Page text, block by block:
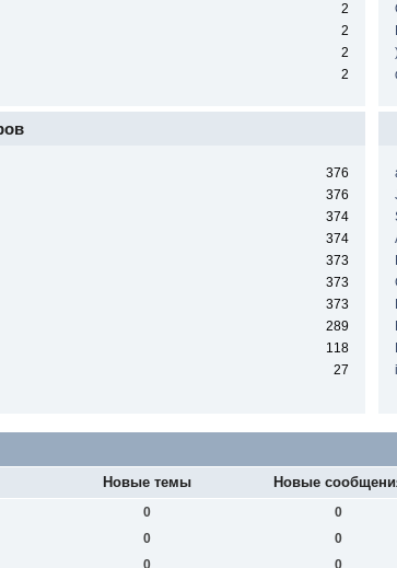
2
2
2
2
376
376
374
374
373
373
373
289
118
27
Новые темы Новые
0 0
0 0
0 0